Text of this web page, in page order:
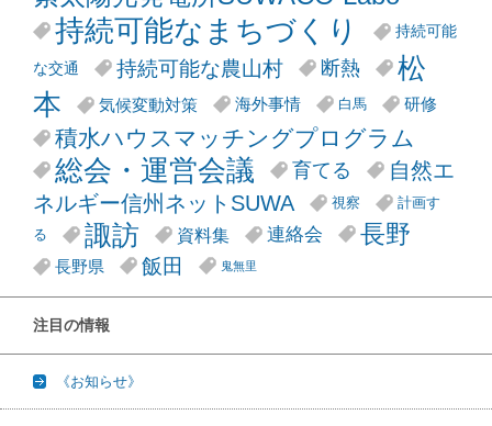
持続可能なまちづくり 持続可能
な交通 持続可能な農山村 断熱
松
本
気候変動対策 海外事情 白馬 研修
積水ハウスマッチングプログラム
総会・運営会議 育てる
自然エ
ネルギー信州ネットSUWA
視察
計画す
る
諏訪 資料集 連絡会 長野
長野県 飯田 鬼無里
注目の情報
《お知らせ》